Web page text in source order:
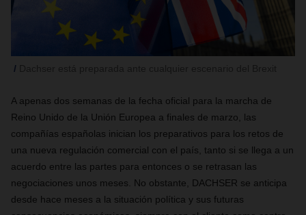
A apenas dos semanas de la fecha oficial para la marcha de
Reino Unido de la Unión Europea a finales de marzo, las
compañías españolas inician los preparativos para los retos de
una nueva regulación comercial con el país, tanto si se llega a un
acuerdo entre las partes para entonces o se retrasan las
negociaciones unos meses. No obstante, DACHSER se anticipa
desde hace meses a la situación política y sus futuras